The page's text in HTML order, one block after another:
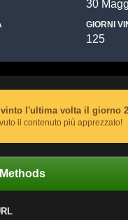
30
GIORNI
125
l'ultima volta il giorno
il contenuto più apprezzato!